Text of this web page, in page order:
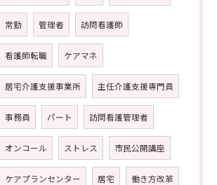
常勤 管理者 訪問看護師
看護師転職 ケアマネ
居宅介護支援事業所 主任介護支援専門員
事務員 パート 訪問看護管理者
オンコール ストレス 市民公開講座
ケアプランセンター 居宅 働き方改革